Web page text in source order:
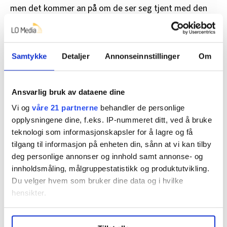
Samtykke Detaljer Annonseinnstillinger Om
Ansvarlig bruk av dataene dine
Vi og våre 21 partnerne behandler de personlige
opplysningene dine, f.eks. IP-nummeret ditt, ved å bruke
teknologi som informasjonskapsler for å lagre og få
tilgang til informasjon på enheten din, sånn at vi kan tilby
deg personlige annonser og innhold samt annonse- og
innholdsmåling, målgruppestatistikk og produktutvikling.
Du velger hvem som bruker dine data og i hvilke
hensikter.
Undermer infokan du lese om hvordan dine personlige
men det kommer an på om de ser seg tjent med den
posisjonen når vi begynner å nærme oss fristutløpet.
Denne artikkelen erover tre år gammel.
Nyheter
Del artikkel
Flere saker